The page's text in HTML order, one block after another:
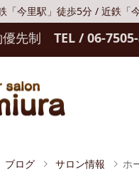
「今里駅」徒歩5分 / 近鉄「
優先制 TEL / 06-
ブログ サロン情報 ホ